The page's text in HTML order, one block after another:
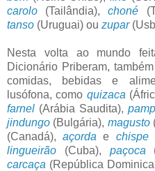
carolo (Tailândia),choné
tanso (Uruguai) ou zupar
Nesta volta ao mundo
Dicionário Priberam,
comidas, bebidas e
lusófona, como quizaca
farnel (Arábia Saudita),
jindungo (Bulgária), magusto
(Canadá),açorda e chispe
lingueirão (Cuba), paçoca
carcaça (República